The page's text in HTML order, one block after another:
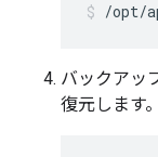
/opt/
バックアッ
復元します。